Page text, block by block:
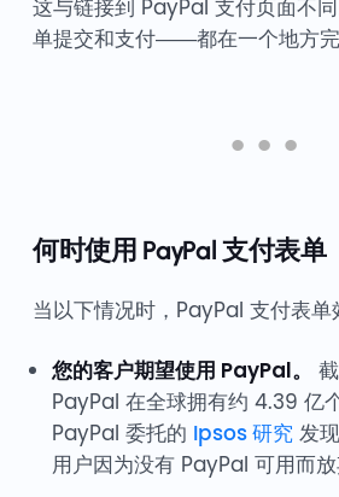
这与链接到 PayPal 支付页面不
单提交和支付——都在一个地方完
何时使用 PayPal 支付表单
当以下情况时，PayPal 支付表单
您的客户期望使用 PayPal。
PayPal 在全球拥有约 4.39 亿
PayPal 委托的 Ipsos 研究发
用户因为没有 PayPal 可用而放